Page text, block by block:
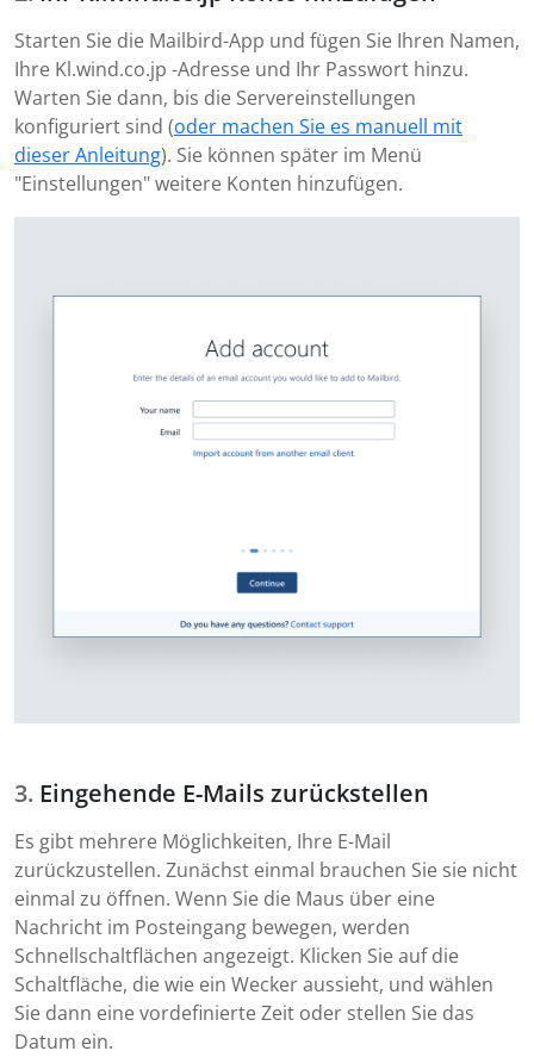
Starten Sie die Mailbird-App und fügen Sie Ihren Namen,
Ihre Kl.wind.co.jp -Adresse und Ihr Passwort hinzu.
Warten Sie dann, bis die Servereinstellungen
konfiguriert sind (oder machen Sie es manuell mit
dieser Anleitung). Sie können später im Menü
"Einstellungen" weitere Konten hinzufügen.
Eingehende E-Mails zurückstellen
Es gibt mehrere Möglichkeiten, Ihre E-Mail
zurückzustellen. Zunächst einmal brauchen Sie sie nicht
einmal zu öffnen. Wenn Sie die Maus über eine
Nachricht im Posteingang bewegen, werden
Schnellschaltflächen angezeigt. Klicken Sie auf die
Schaltfläche, die wie ein Wecker aussieht, und wählen
Sie dann eine vordefinierte Zeit oder stellen Sie das
Datum ein.